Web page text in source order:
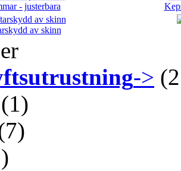
- justerbara
av skinn
->
(1)